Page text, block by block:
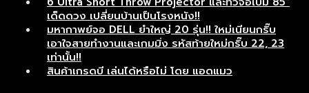
เด็ดดวง เปลี่ยนบ้านเป็นโรงหนัง!!
มหากาพย์จอ DELL ยำใหญ่ 20 รุ่น!! ใหม่เนียนกริ๊บ
เอาใจสายทำงานและเกมมิ่ง รหัสท้ายใหม่กริ๊บ 22, 23
เท่านั้น!!
สินค้าเกรดบี เล่นได้หรือไม่ โดย แอดแมว